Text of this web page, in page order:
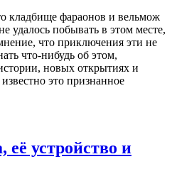
кладбище фараонов и вельмож
удалось побывать в этом месте,
что приключения эти не
что-нибудь об этом,
новых открытиях и
это признанное
её устройство и